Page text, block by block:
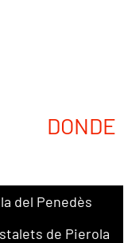
del Penedès
de Pierola